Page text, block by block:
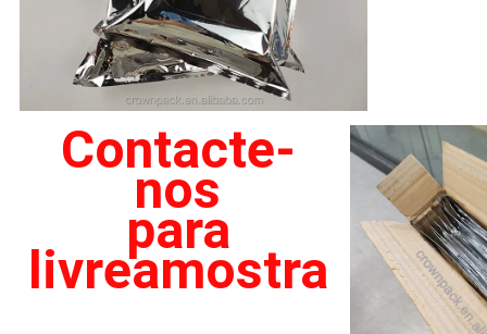
Contacte-
nos
para
livreamostra